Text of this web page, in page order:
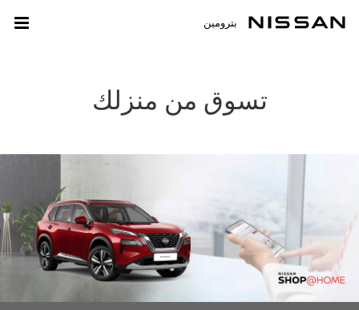
بترومين
تسوق من منزلك